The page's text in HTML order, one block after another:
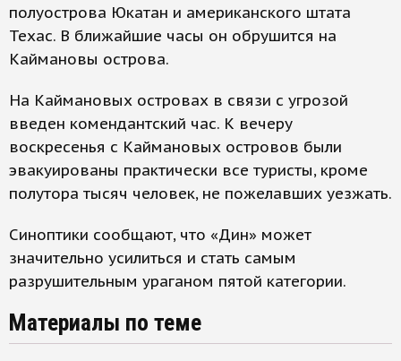
полуострова Юкатан и американского штата
Техас. В ближайшие часы он обрушится на
Каймановы острова.
На Каймановых островах в связи с угрозой
введен комендантский час. К вечеру
воскресенья с Каймановых островов были
эвакуированы практически все туристы, кроме
полутора тысяч человек, не пожелавших уезжать.
Синоптики сообщают, что «Дин» может
значительно усилиться и стать самым
разрушительным ураганом пятой категории.
Материалы по теме